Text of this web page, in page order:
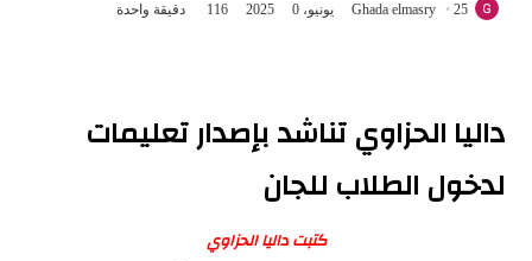
Ghada elmasry 25 يونيو، 2025 0 دقيقة واحدة
داليا الحزاوي تناشد بإصدار تعليمات
لدخول الطلاب للجان
كتبت داليا الحزاوي